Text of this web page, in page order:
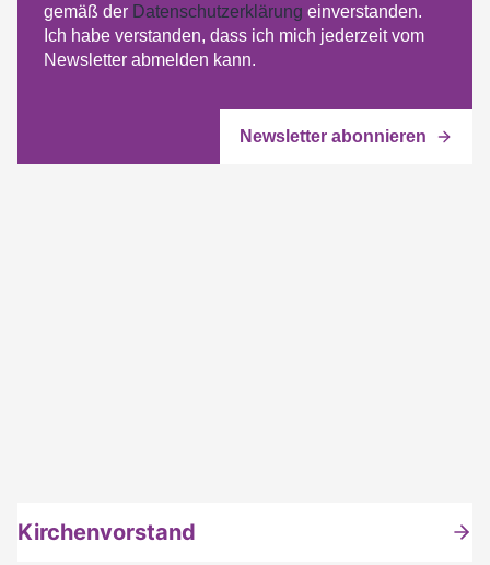
gemäß der Datenschutzerklärung einverstanden.
Ich habe verstanden, dass ich mich jederzeit vom
Newsletter abmelden kann.
Kirchenvorstand